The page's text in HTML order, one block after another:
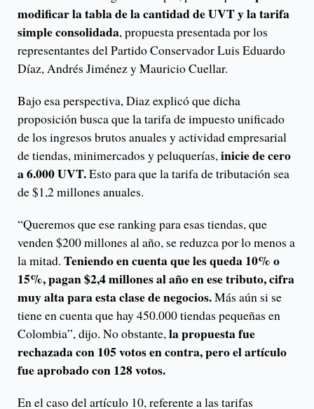
modificar la tabla de la cantidad de UVT y la tarifa
simple consolidada, propuesta presentada por los
representantes del Partido Conservador Luis Eduardo
Díaz, Andrés Jiménez y Mauricio Cuellar.
Bajo esa perspectiva, Diaz explicó que dicha
proposición busca que la tarifa de impuesto unificado
de los ingresos brutos anuales y actividad empresarial
de tiendas, minimercados y peluquerías,inicie de cero
a 6.000 UVT.Esto para que la tarifa de tributación sea
de $1,2 millones anuales.
“Queremos que ese ranking para esas tiendas, que
venden $200 millones al año, se reduzca por lo menos a
la mitad. Teniendo en cuenta que les queda 10% o
15%, pagan $2,4 millones al año en ese tributo, cifra
muy alta para esta clase de negocios.Más aún si se
tiene en cuenta que hay 450.000 tiendas pequeñas en
Colombia”, dijo. No obstante,la propuesta fue
rechazada con 105 votos en contra, pero el artículo
fue aprobado con 128 votos.
En el caso del artículo 10, referente a las tarifas